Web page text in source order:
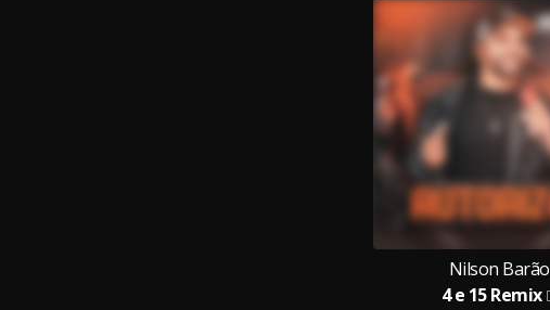
Nilson Barão
4 e 15 Remix